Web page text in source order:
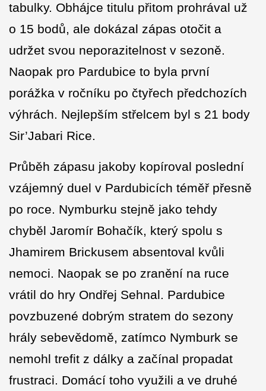
tabulky. Obhájce titulu přitom prohrával už
o 15 bodů, ale dokázal zápas otočit a
udržet svou neporazitelnost v sezoně.
Naopak pro Pardubice to byla první
porážka v ročníku po čtyřech předchozích
výhrách. Nejlepším střelcem byl s 21 body
Sir’Jabari Rice.
Průběh zápasu jakoby kopíroval poslední
vzájemný duel v Pardubicích téměř přesně
po roce. Nymburku stejně jako tehdy
chyběl Jaromír Bohačík, který spolu s
Jhamirem Brickusem absentoval kvůli
nemoci. Naopak se po zranění na ruce
vrátil do hry Ondřej Sehnal. Pardubice
povzbuzené dobrým stratem do sezony
hrály sebevědomě, zatímco Nymburk se
nemohl trefit z dálky a začínal propadat
frustraci. Domácí toho využili a ve druhé